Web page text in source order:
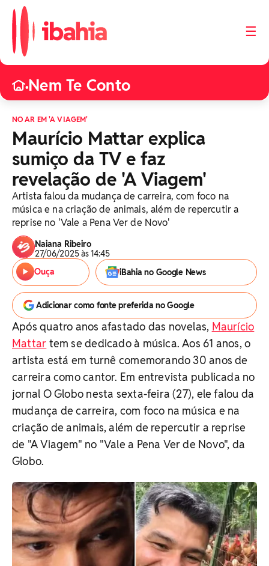
☰
•Nem Te Conto
NO AR EM 'A VIAGEM'
Maurício Mattar explica
sumiço da TV e faz
revelação de 'A Viagem'
Artista falou da mudança de carreira, com foco na
música e na criação de animais, além de repercutir a
reprise no 'Vale a Pena Ver de Novo'
Naiana Ribeiro
27/06/2025 às 14:45
Ouça
iBahia no Google News
Adicionar como fonte preferida no Google
Após quatro anos afastado das novelas, Maurício
Mattar tem se dedicado à música. Aos 61 anos, o
artista está em turnê comemorando 30 anos de
carreira como cantor. Em entrevista publicada no
jornal O Globo nesta sexta-feira (27), ele falou da
mudança de carreira, com foco na música e na
criação de animais, além de repercutir a reprise
de "A Viagem" no "Vale a Pena Ver de Novo", da
Globo.